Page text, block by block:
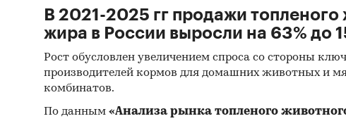
В 2021-2025 гг продажи топленого
жира в России выросли на 63% до
Рост обусловлен увеличением спроса со стороны
производителей кормов для домашних животных и
комбинатов.
По данным «Анализа рынка топленого